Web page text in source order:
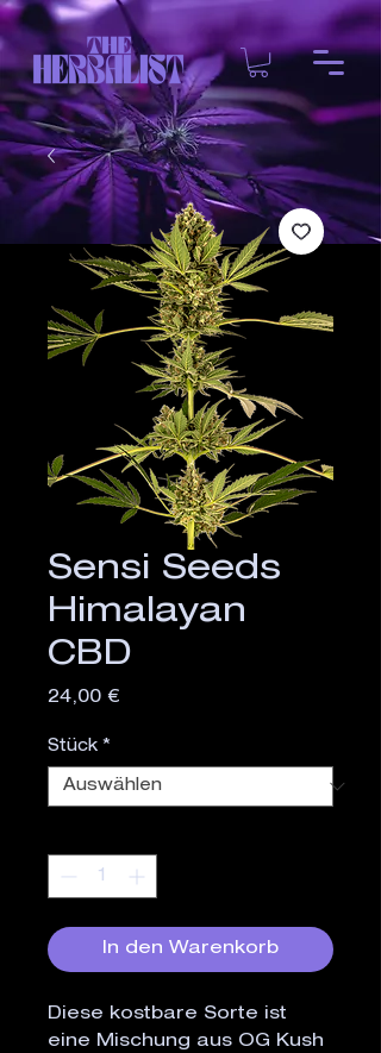
Sensi Seeds
Himalayan
CBD
24,00 €Preis
Stück *
In den Warenkorb
Diese kostbare Sorte ist
eine Mischung aus OG Kush